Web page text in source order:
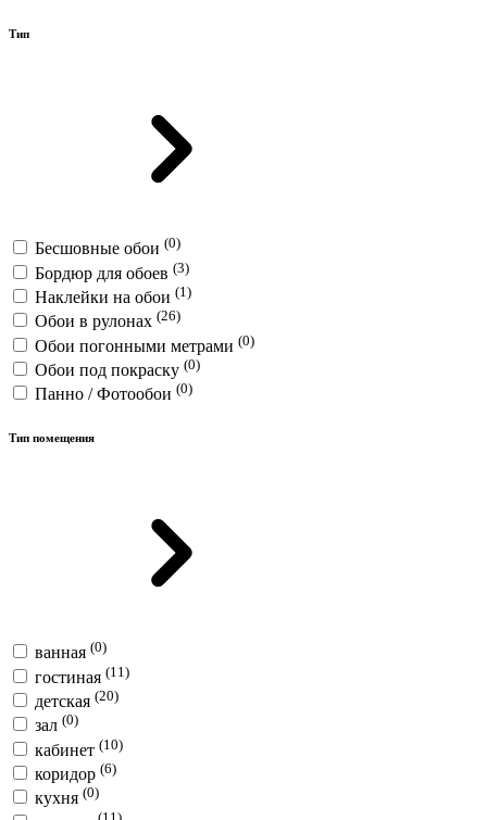
Тип
Бесшовные обои (0)
Бордюр для обоев (3)
Наклейки на обои (1)
Обои в рулонах (26)
Обои погонными метрами (0)
Обои под покраску (0)
Панно / Фотообои (0)
Тип помещения
ванная (0)
гостиная (11)
детская (20)
зал (0)
кабинет (10)
коридор (6)
кухня (0)
(11)